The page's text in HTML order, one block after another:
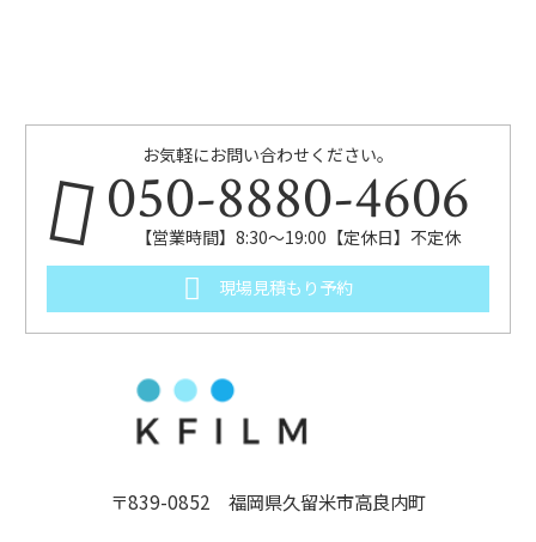
お気軽にお問い合わせください。
050-8880-4606
【営業時間】8:30～19:00【定休日】不定休
現場見積もり予約
〒839-0852 福岡県久留米市高良内町